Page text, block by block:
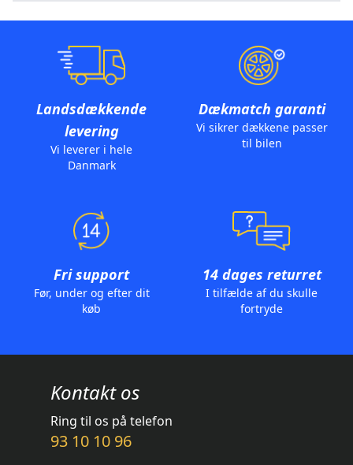
Landsdækkende
levering
Vi leverer i hele
Danmark
Dækmatch garanti
Vi sikrer dækkene passer
til bilen
Fri support
Før, under og efter dit
køb
14 dages returret
I tilfælde af du skulle
fortryde
Kontakt os
Ring til os på telefon
93 10 10 96